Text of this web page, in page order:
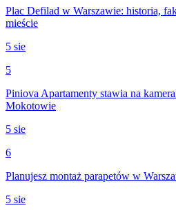
Plac Defilad w Warszawie: historia,
mieście
5 sie
5
Piniova Apartamenty stawia na
Mokotowie
5 sie
6
Planujesz montaż parapetów w
5 sie